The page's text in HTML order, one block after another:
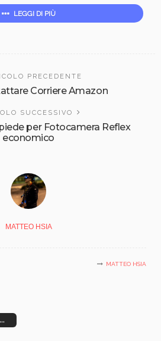
LEGGI DI PIÙ
PRECEDENTE
Corriere Amazon
SUCCESSIVO
per Fotocamera Reflex
economico
MATTEO HSIA
MATTEO HSIA